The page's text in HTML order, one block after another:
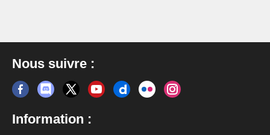
Nous suivre :
Information :